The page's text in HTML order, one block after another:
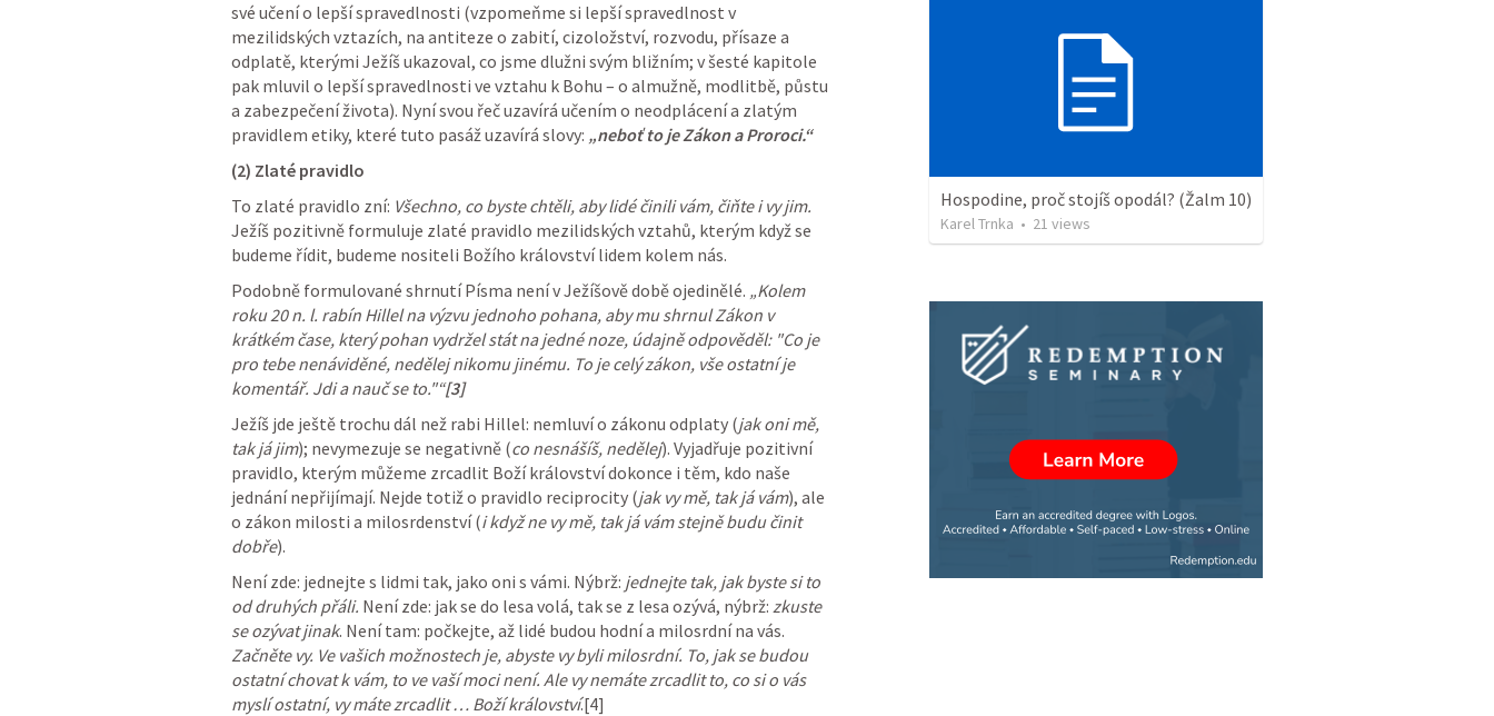
své učení o lepší spravedlnosti (vzpomeňme si lepší spravedlnost v
mezilidských vztazích, na antiteze o zabití, cizoložství, rozvodu, přísaze a
odplatě, kterými Ježíš ukazoval, co jsme dlužni svým bližním; v šesté kapitole
pak mluvil o lepší spravedlnosti ve vztahu k Bohu – o almužně, modlitbě, půstu
a zabezpečení života). Nyní svou řeč uzavírá učením o neodplácení a zlatým
pravidlem etiky, které tuto pasáž uzavírá slovy: „neboť to je Zákon a Proroci.“
(2) Zlaté pravidlo
To zlaté pravidlo zní:
Ježíš pozitivně formuluje zlaté pravidlo mezilidských vztahů, kterým když se
budeme řídit, budeme nositeli Božího království lidem kolem nás.
Podobně formulované shrnutí Písma není v Ježíšově době ojedinělé. „Kolem
roku 20 n. l. rabín Hillel na výzvu jednoho pohana, aby mu shrnul Zákon v
krátkém čase, který pohan vydržel stát na jedné noze, údajně odpověděl: "Co je
pro tebe nenáviděné, nedělej nikomu jinému. To je celý zákon, vše ostatní je
komentář. Jdi a nauč se to."“[3]
Ježíš jde ještě trochu dál než rabi Hillel: nemluví o zákonu odplaty (jak oni mě,
tak já jim); nevymezuje se negativně (co nesnášíš, nedělej). Vyjadřuje pozitivní
pravidlo, kterým můžeme zrcadlit Boží království dokonce i těm, kdo naše
jednání nepřijímají. Nejde totiž o pravidlo reciprocity (jak vy mě, tak já vám), ale
o zákon milosti a milosrdenství (i když ne vy mě, tak já vám stejně budu činit
dobře).
Není zde: jednejte s lidmi tak, jako oni s vámi. Nýbrž: jednejte tak, jak byste si to
od druhých přáli. Není zde: jak se do lesa volá, tak se z lesa ozývá, nýbrž: zkuste
se ozývat jinak
Začněte vy. Ve vašich možnostech je, abyste vy byli milosrdní. To, jak se budou
ostatní chovat k vám, to ve vaší moci není. Ale vy nemáte zrcadlit to, co si o vás
myslí ostatní, vy máte zrcadlit … Boží království.[4]
Hospodine, proč stojíš opodál? (Žalm 10)
Karel Trnka • 21 views